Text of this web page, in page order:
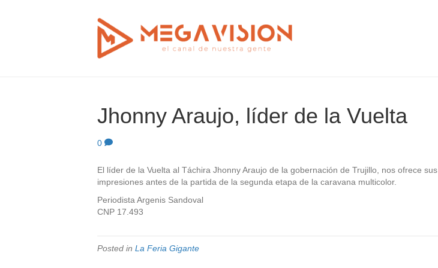
Jhonny Araujo, líder de la Vuelta
0
El líder de la Vuelta al Táchira Jhonny Araujo de la gobernación de Trujillo, nos ofrece sus
impresiones antes de la partida de la segunda etapa de la caravana multicolor.
Periodista Argenis Sandoval
CNP 17.493
Posted in La Feria Gigante